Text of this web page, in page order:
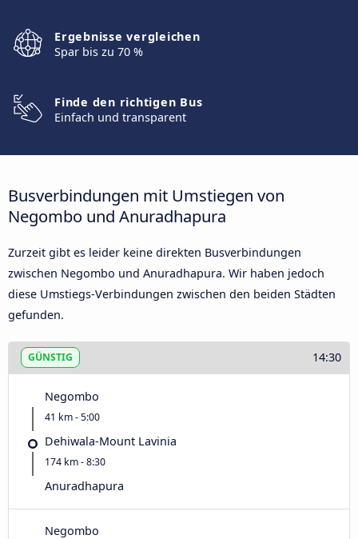
Ergebnisse vergleichen
Spar bis zu 70 %
Finde den richtigen Bus
Einfach und transparent
Busverbindungen mit Umstiegen von
Negombo und Anuradhapura
Zurzeit gibt es leider keine direkten Busverbindungen
zwischen Negombo und Anuradhapura. Wir haben jedoch
diese Umstiegs-Verbindungen zwischen den beiden Städten
gefunden.
GÜNSTIG 14:30
Negombo
41 km - 5:00
Dehiwala-Mount Lavinia
174 km - 8:30
Anuradhapura
Negombo